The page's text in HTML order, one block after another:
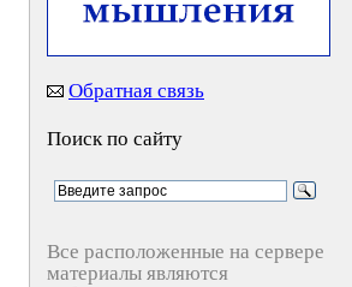
Обратная связь
Поиск по сайту
Все расположенные на сервере
материалы являются